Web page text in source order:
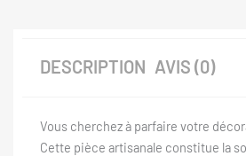
DESCRIPTION AVIS (0)
Vous cherchez à parfaire votre
Cette pièce artisanale constitue la